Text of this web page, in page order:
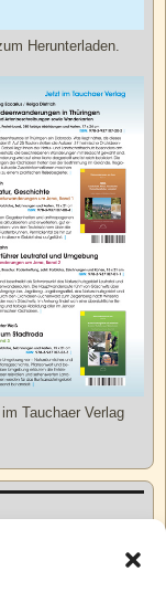
Herunterladen.
Tauchaer Verlag